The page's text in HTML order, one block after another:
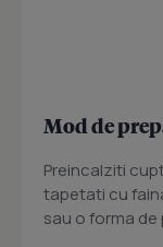
Mod de
Preincalziti
tapetati cu
sau o forma de